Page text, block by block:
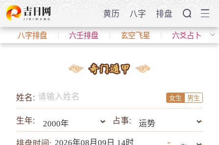
黄历 八字 排盘
八字排盘 六壬排盘 玄空飞星 六爻占卜
姓名: 女生 男生
生年:
占事: